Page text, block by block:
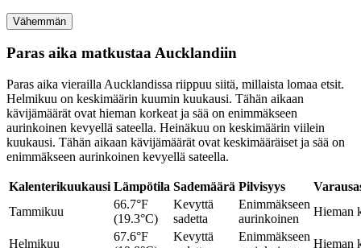
Vähemmän
Paras aika matkustaa Aucklandiin
Paras aika vierailla Aucklandissa riippuu siitä, millaista lomaa etsit.
Helmikuu on keskimäärin kuumin kuukausi. Tähän aikaan
kävijämäärät ovat hieman korkeat ja sää on enimmäkseen
aurinkoinen kevyellä sateella. Heinäkuu on keskimäärin viilein
kuukausi. Tähän aikaan kävijämäärät ovat keskimääräiset ja sää on
enimmäkseen aurinkoinen kevyellä sateella.
Kalenterikuukausi Lämpötila Sademäärä Pilvisyys
Tammikuu
66.7°F
(19.3°C)
Kevyttä
sadetta
Enimmäkseen
aurinkoinen
Hieman
Helmikuu
67.6°F
Kevyttä
Enimmäkseen
Hieman